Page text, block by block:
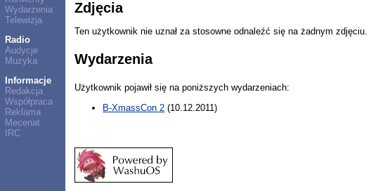
Wydarzenia
Telewizja
Radio
Audycje
Muzyka
Informacje
Redakcja
Współpraca
Reklama
Mecenat
IRC
Zdjęcia
Ten użytkownik nie uznał za stosowne odnaleźć się na żadnym zdjęciu.
Wydarzenia
Użytkownik pojawił się na poniższych wydarzeniach:
B-XmassCon 2 (10.12.2011)